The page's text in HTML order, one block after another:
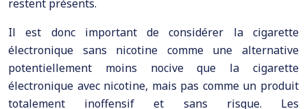
restent présents.
Il est donc important de considérer la cigarette
électronique sans nicotine comme une alternative
potentiellement moins nocive que la cigarette
électronique avec nicotine, mais pas comme un produit
totalement inoffensif et sans risque. Les